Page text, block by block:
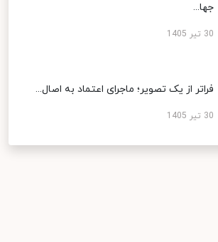
جها...
30 تیر 1405
فراتر از یک تصویر؛ ماجرای اعتماد به اصال...
30 تیر 1405